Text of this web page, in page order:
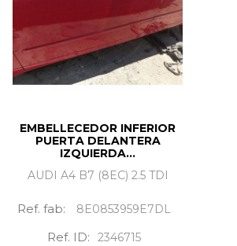
EMBELLECEDOR INFERIOR
PUERTA DELANTERA
IZQUIERDA...
AUDI A4 B7 (8EC) 2.5 TDI
Ref. fab: 8E0853959E7DL
Ref. ID: 2346715